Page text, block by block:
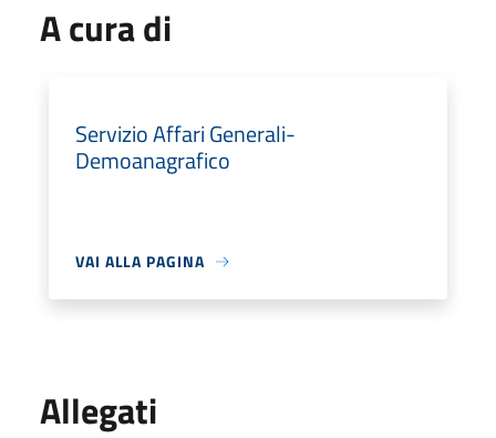
A cura di
Servizio Affari Generali-
Demoanagrafico
VAI ALLA PAGINA
Allegati